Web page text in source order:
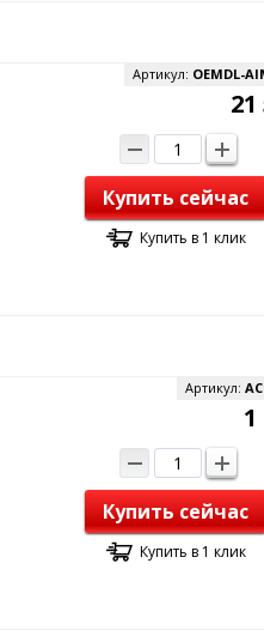
Артикул: OEMDL-
21
Купить сейчас
Купить в 1 клик
Артикул:
1
Купить сейчас
Купить в 1 клик